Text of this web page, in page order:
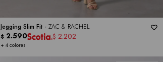
Jegging Slim Fit - ZAC & RACHEL
+ 4 colores
$ 2.590 $ 2.202